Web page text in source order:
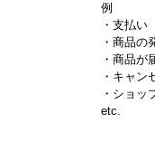
例
・支払い
・商品の
・商品が
・キャン
・ショッ
etc.